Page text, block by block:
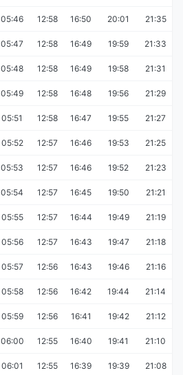
05:46 12:58 16:50 20:01 21:35
05:47 12:58 16:49 19:59 21:33
05:48 12:58 16:49 19:58 21:31
05:49 12:58 16:48 19:56 21:29
05:51 12:58 16:47 19:55 21:27
05:52 12:57 16:46 19:53 21:25
05:53 12:57 16:46 19:52 21:23
05:54 12:57 16:45 19:50 21:21
05:55 12:57 16:44 19:49 21:19
05:56 12:57 16:43 19:47 21:18
05:57 12:56 16:43 19:46 21:16
05:58 12:56 16:42 19:44 21:14
05:59 12:56 16:41 19:42 21:12
06:00 12:55 16:40 19:41 21:10
06:01 12:55 16:39 19:39 21:08